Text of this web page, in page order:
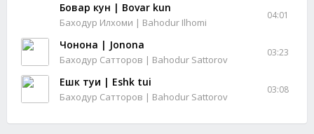
Бовар кун | Bovar kun
Баходур Илхоми | Bahodur Ilhomi
04:01
Чонона | Jonona
Баходур Сатторов | Bahodur Sattorov
03:23
Ешк туи | Eshk tui
Баходур Сатторов | Bahodur Sattorov
03:08